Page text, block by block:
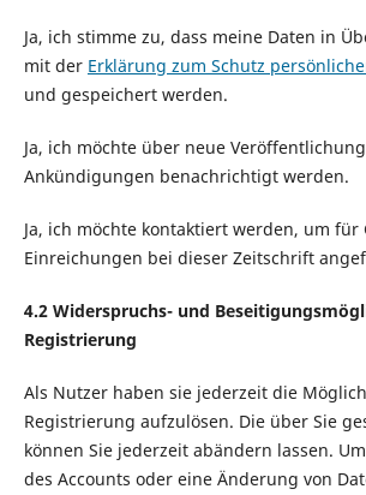
Ja, ich stimme zu, dass meine Daten in
mit der Erklärung zum Schutz
und gespeichert werden.
Ja, ich möchte über neue
Ankündigungen benachrichtigt werden.
Ja, ich möchte kontaktiert werden, um für
Einreichungen bei dieser Zeitschrift
4.2 Widerspruchs- und
Registrierung
Als Nutzer haben sie jederzeit die
Registrierung aufzulösen. Die über Sie
können Sie jederzeit abändern lassen.
des Accounts oder eine Änderung von